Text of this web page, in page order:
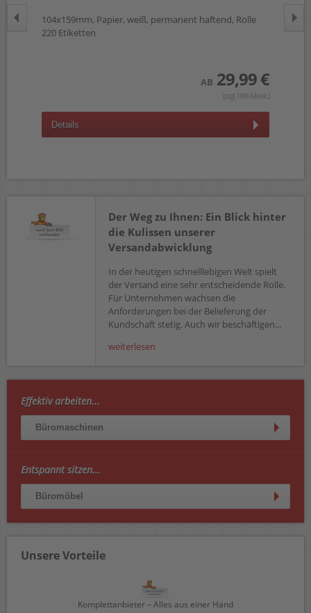
104x159mm, Papier, weiß, permanent haftend, Rolle
220 Etiketten
AB 29,99 €
(zzgl.19% Mwst.)
Details
Der Weg zu Ihnen: Ein Blick hinter
die Kulissen unserer
Versandabwicklung
In der heutigen schnelllebigen Welt spielt
der Versand eine sehr entscheidende Rolle.
Für Unternehmen wachsen die
Anforderungen bei der Belieferung der
Kundschaft stetig. Auch wir beschäftigen...
weiterlesen
Effektiv arbeiten...
Büromaschinen
Entspannt sitzen...
Büromöbel
Unsere Vorteile
Komplettanbieter – Alles aus einer Hand